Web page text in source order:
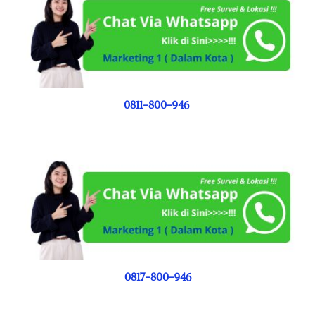
0811-800-946
0817-800-946